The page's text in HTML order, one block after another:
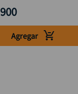
900
Agregar